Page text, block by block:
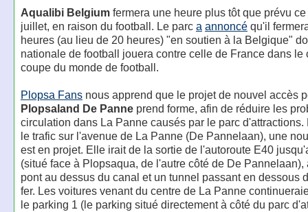
Aqualibi Belgiumfermera une heure plus tôt que prévu
juillet, en raison du football. Le parc a annoncéqu'il
heures (au lieu de 20 heures) "en soutien à la Belgique"
nationale de football jouera contre celle de France dans le
coupe du monde de football.
Plopsa Fansnous apprend que le projet de nouvel accès
Plopsaland De Panneprend forme, afin de réduire les
circulation dans La Panne causés par le parc d'attractions.
le trafic sur l'avenue de La Panne (De Pannelaan), une
est en projet. Elle irait de la sortie de l'autoroute E40
(situé face à Plopsaqua, de l'autre côté de De Pannelaan),
pont au dessus du canal et un tunnel passant en dessous
fer. Les voitures venant du centre de La Panne
le parking 1 (le parking situé directement à côté du parc